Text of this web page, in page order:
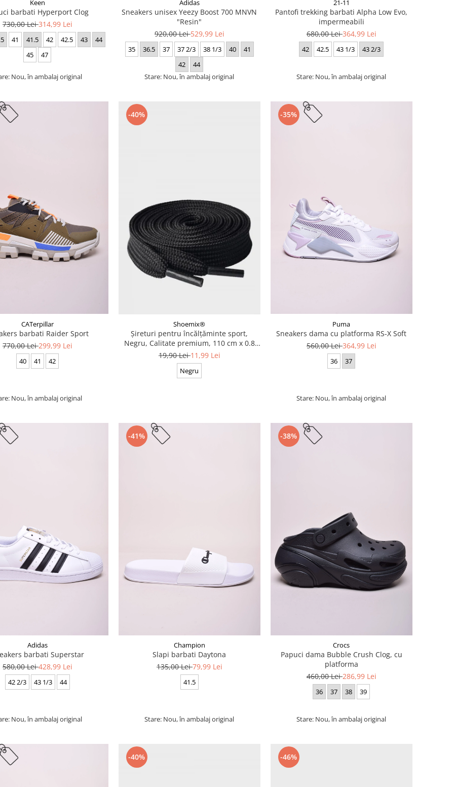
Keen
barbati Hyperport Clog
730,00 Lei314,99 Lei
41 41.5 42 42.5 43
44
45
47
Nou, în ambalaj original
Adidas
Sneakers unisex Yeezy Boost 700 MNVN
"Resin"
920,00 Lei529,99 Lei
35 36.5 37 37 2/3 38 1/3 40
41
42
44
Stare: Nou, în ambalaj original
21-11
Pantofi trekking barbati Alpha Low Evo,
impermeabili
680,00 Lei364,99 Lei
42 42.5 43 1/3 43 2/3
Stare: Nou, în ambalaj original
CATerpillar
barbati Raider Sport
770,00 Lei299,99 Lei
40 41 42
Nou, în ambalaj original
-40%
Shoemix®
Șireturi pentru încălțăminte sport,
Negru, Calitate premium, 110 cm x 0.8
cm
19,90 Lei11,99 Lei
Negru
-35%
Puma
Sneakers dama cu platforma RS-X Soft
560,00 Lei364,99 Lei
36 37
Stare: Nou, în ambalaj original
Adidas
barbati Superstar
580,00 Lei428,99 Lei
42 2/3 43 1/3 44
Nou, în ambalaj original
-41%
Champion
Slapi barbati Daytona
135,00 Lei79,99 Lei
41.5
Stare: Nou, în ambalaj original
-38%
Crocs
Papuci dama Bubble Crush Clog, cu
platforma
460,00 Lei286,99 Lei
36 37 38 39
Stare: Nou, în ambalaj original
-40% -46%